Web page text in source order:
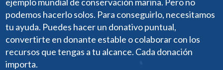
podemos hacerlo solos. Para conseguirlo, necesitamos
tu ayuda. Puedes hacer un donativo puntual,
convertirte en donante estable o colaborar con los
recursos que tengas a tu alcance. Cada donación
importa.